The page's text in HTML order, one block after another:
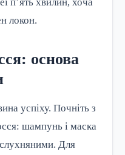
локон.
основа
успіху. Почніть з
шампунь і маска
Для